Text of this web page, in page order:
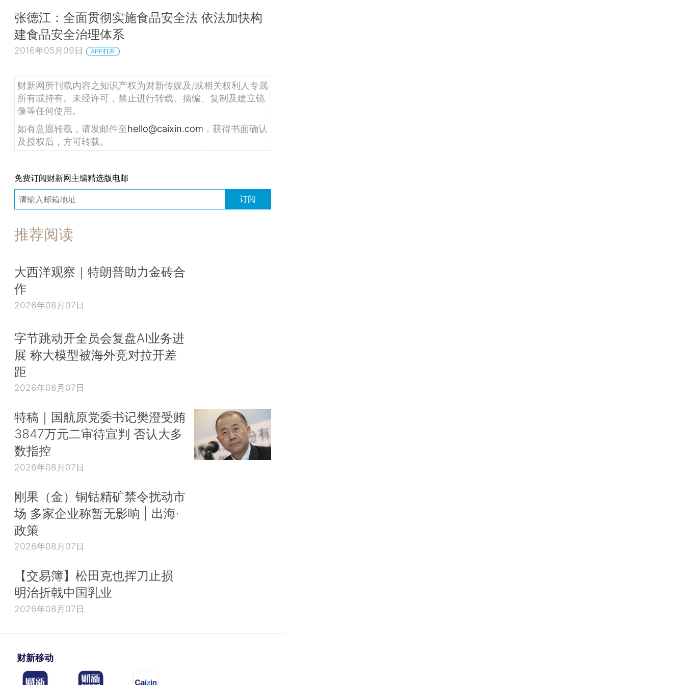
张德江：全面贯彻实施食品安全法 依法加快构
建食品安全治理体系
2016年05月09日 APP打开
财新网所刊载内容之知识产权为财新传媒及/或相关权利人专属
所有或持有。未经许可，禁止进行转载、摘编、复制及建立镜
像等任何使用。
如有意愿转载，请发邮件至hello@caixin.com ，获得书面确认
及授权后，方可转载。
免费订阅财新网主编精选版电邮
订阅
推荐阅读
大西洋观察｜特朗普助力金砖合
作
2026年08月07日
字节跳动开全员会复盘AI业务进
展 称大模型被海外竞对拉开差
距
2026年08月07日
特稿｜国航原党委书记樊澄受贿
3847万元二审待宣判 否认大多
数指控
2026年08月07日
刚果（金）铜钴精矿禁令扰动市
场 多家企业称暂无影响 | 出海·
政策
2026年08月07日
【交易簿】松田克也挥刀止损
明治折戟中国乳业
2026年08月07日
财新移动